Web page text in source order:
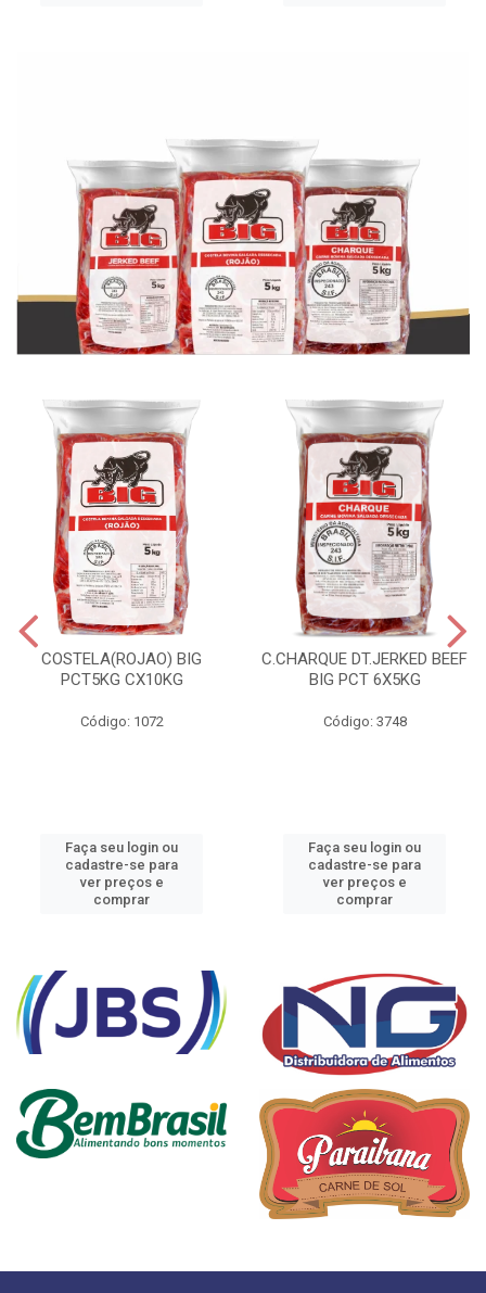
COSTELA(ROJAO) BIG
PCT5KG CX10KG
Código: 1072
Faça seu login ou
cadastre-se para
ver preços e
comprar
C.CHARQUE DT.JERKED BEEF
BIG PCT 6X5KG
Código: 3748
Faça seu login ou
cadastre-se para
ver preços e
comprar